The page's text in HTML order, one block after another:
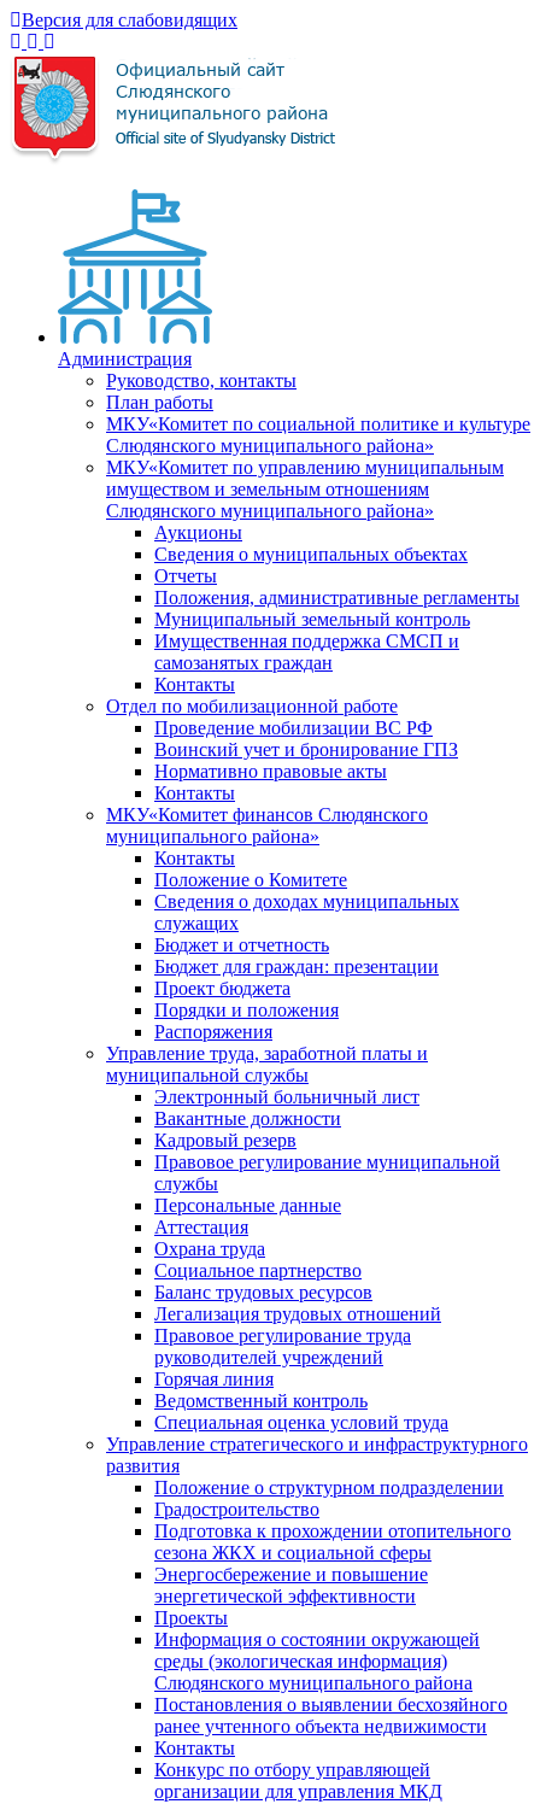
Версия для слабовидящих
Администрация
Руководство, контакты
План работы
МКУ«Комитет по социальной политике и культуре
Слюдянского муниципального района»
МКУ«Комитет по управлению муниципальным
имуществом и земельным отношениям
Слюдянского муниципального района»
Аукционы
Сведения о муниципальных объектах
Отчеты
Положения, административные регламенты
Муниципальный земельный контроль
Имущественная поддержка СМСП и
самозанятых граждан
Контакты
Отдел по мобилизационной работе
Проведение мобилизации ВС РФ
Воинский учет и бронирование ГПЗ
Нормативно правовые акты
Контакты
МКУ«Комитет финансов Слюдянского
муниципального района»
Контакты
Положение о Комитете
Сведения о доходах муниципальных
служащих
Бюджет и отчетность
Бюджет для граждан: презентации
Проект бюджета
Порядки и положения
Распоряжения
Управление труда, заработной платы и
муниципальной службы
Электронный больничный лист
Вакантные должности
Кадровый резерв
Правовое регулирование муниципальной
службы
Персональные данные
Аттестация
Охрана труда
Социальное партнерство
Баланс трудовых ресурсов
Легализация трудовых отношений
Правовое регулирование труда
руководителей учреждений
Горячая линия
Ведомственный контроль
Специальная оценка условий труда
Управление стратегического и инфраструктурного
развития
Положение о структурном подразделении
Градостроительство
Подготовка к прохождении отопительного
сезона ЖКХ и социальной сферы
Энергосбережение и повышение
энергетической эффективности
Проекты
Информация о состоянии окружающей
среды (экологическая информация)
Слюдянского муниципального района
Постановления о выявлении бесхозяйного
ранее учтенного объекта недвижимости
Контакты
Конкурс по отбору управляющей
организации для управления МКД